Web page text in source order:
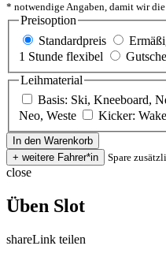
* notwendige Angaben, damit wir
Preisoption
Standardpreis
1 Stunde flexibel
Leihmaterial
Basis: Ski, Kneeboard,
Neo, Weste
Kicker:
Spare
close
Üben Slot
shareLink teilen